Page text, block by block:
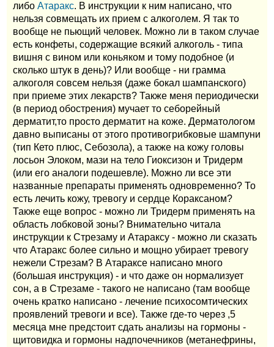
либо Атаракс. В инструкции к ним написано, что
нельзя совмещать их прием с алкоголем. Я так то
вообще не пьющий человек. Можно ли в таком случае
есть конфеты, содержащие всякий алкоголь - типа
вишня с вином или коньяком и тому подобное (и
сколько штук в день)? Или вообще - ни грамма
алкоголя совсем нельзя (даже бокал шампанского)
при приеме этих лекарств? Также меня периодически
(в период обострения) мучает то себорейный
дерматит,то просто дерматит на коже. Дерматологом
давно выписаны от этого противогрибковые шампуни
(тип Кето плюс, Себозола), а также на кожу головы
лосьон Элоком, мази на тело Гиоксизон и Тридерм
(или его аналоги подешевле). Можно ли все эти
названные препараты применять одновременно? То
есть лечить кожу, тревогу и сердце Кораксаном?
Также еще вопрос - можно ли Тридерм применять на
область лобковой зоны? Внимательно читала
инструкции к Стрезаму и Атараксу - можно ли сказать
что Атаракс более сильно и мощно убирает тревогу
нежели Стрезам? В Атараксе написано много
(большая инструкция) - и что даже он нормализует
сон, а в Стрезаме - такого не написано (там вообще
очень кратко написано - лечение психосомтических
проявлений тревоги и все). Также где-то через ,5
месяца мне предстоит сдать анализы на гормоны -
щитовидка и гормоны надпочечников (метанефрины,